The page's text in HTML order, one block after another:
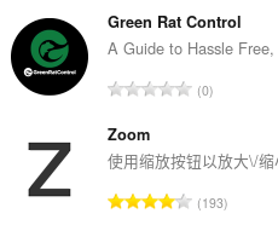
分
次
：
Green Rat Control
A Guide to Hassle
总
次
：
0
Zoom
使用缩放按钮以放大\/缩
总193